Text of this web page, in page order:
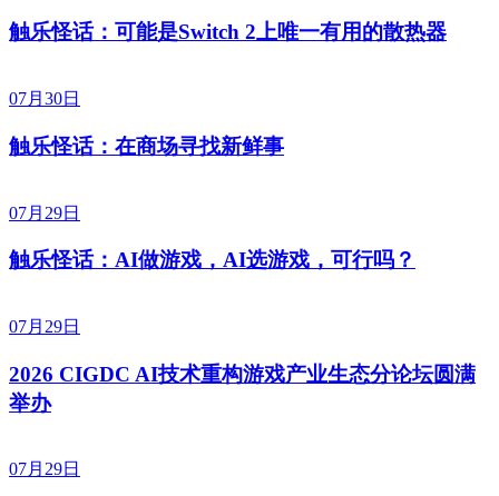
触乐怪话：可能是Switch 2上唯一有用的散热器
07月30日
触乐怪话：在商场寻找新鲜事
07月29日
触乐怪话：AI做游戏，AI选游戏，可行吗？
07月29日
2026 CIGDC AI技术重构游戏产业生态分论坛圆满
举办
07月29日